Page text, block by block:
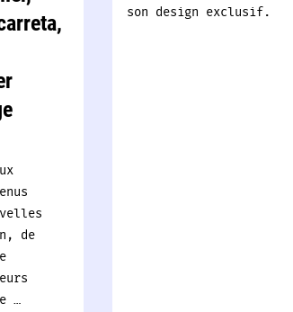
de
…
son design exclusif.